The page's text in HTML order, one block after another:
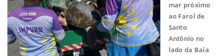
mar próximo
ao Farol de
Santo
Antônio no
lado da Baía